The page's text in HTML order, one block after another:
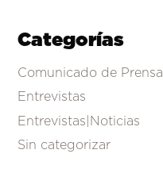
Categorías
Comunicado de Prensa
Entrevistas
Entrevistas|Noticias
Sin categorizar